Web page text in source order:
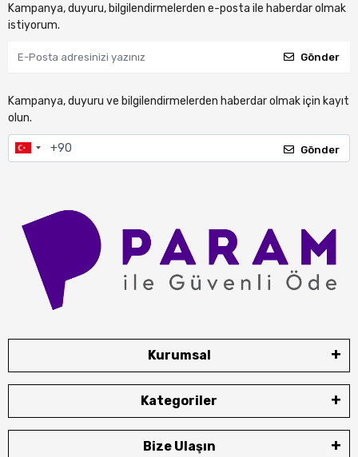
Kampanya, duyuru, bilgilendirmelerden e-posta ile haberdar olmak
istiyorum.
Gönder
Kampanya, duyuru ve bilgilendirmelerden haberdar olmak için kayıt
olun.
Gönder
Kurumsal
Kategoriler
Bize Ulaşın